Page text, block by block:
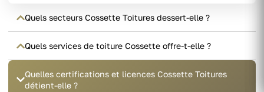
Quels secteurs Cossette Toitures dessert-elle ?
Quels services de toiture Cossette offre-t-elle ?
Quelles certifications et licences Cossette Toitures
détient-elle ?